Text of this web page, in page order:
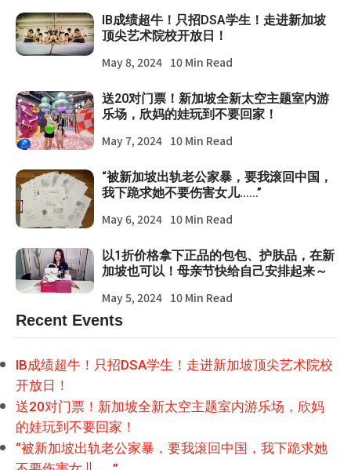
IB成绩超牛！只招DSA学生！走进新加坡
顶尖艺术院校开放日！
May 8, 2024 10 Min Read
送20对门票！新加坡全新太空主题室内游
乐场，欣妈的娃玩到不要回家！
May 7, 2024 10 Min Read
“被新加坡出轨老公家暴，要我滚回中国，
我下跪求她不要伤害女儿……”
May 6, 2024 10 Min Read
以1折价格拿下正品的包包、护肤品，在新
加坡也可以！母亲节快给自己安排起来～
May 5, 2024 10 Min Read
Recent Events
IB成绩超牛！只招DSA学生！走进新加坡顶尖艺术院校
开放日！
送20对门票！新加坡全新太空主题室内游乐场，欣妈
的娃玩到不要回家！
“被新加坡出轨老公家暴，要我滚回中国，我下跪求她